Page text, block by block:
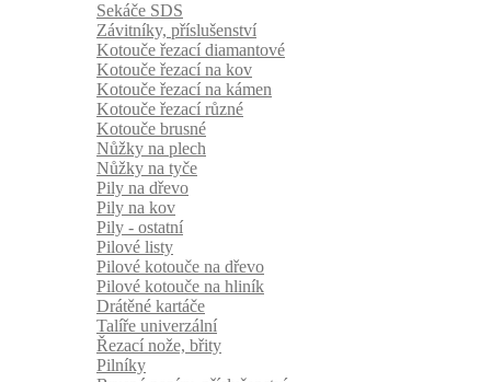
Sekáče SDS
Závitníky, příslušenství
Kotouče řezací diamantové
Kotouče řezací na kov
Kotouče řezací na kámen
Kotouče řezací různé
Kotouče brusné
Nůžky na plech
Nůžky na tyče
Pily na dřevo
Pily na kov
Pily - ostatní
Pilové listy
Pilové kotouče na dřevo
Pilové kotouče na hliník
Drátěné kartáče
Talíře univerzální
Řezací nože, břity
Pilníky